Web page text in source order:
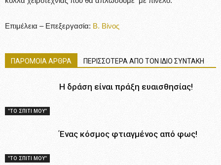
Επιμέλεια – Επεξεργασία: Β. Βίνος
ΠΑΡΟΜΟΙΑ ΑΡΘΡΑ ΠΕΡΙΣΣΟΤΕΡΑ ΑΠΟ ΤΟΝ ΙΔΙΟ ΣΥΝΤΑΚΗ
"ΤΟ ΣΠΙΤΙ ΜΟΥ"
Η δράση είναι πράξη ευαισθησίας!
"ΤΟ ΣΠΙΤΙ ΜΟΥ"
Ένας κόσμος φτιαγμένος από φως!